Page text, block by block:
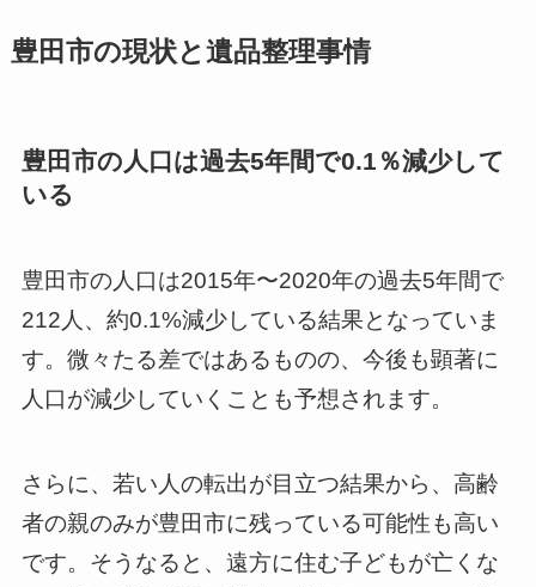
豊田市の現状と遺品整理事情
豊田市の人口は過去5年間で0.1％減少して
いる
豊田市の人口は2015年〜2020年の過去5年間で
212人、約0.1%減少している結果となっていま
す。微々たる差ではあるものの、今後も顕著に
人口が減少していくことも予想されます。
さらに、若い人の転出が目立つ結果から、高齢
者の親のみが豊田市に残っている可能性も高い
です。そうなると、遠方に住む子どもが亡くな